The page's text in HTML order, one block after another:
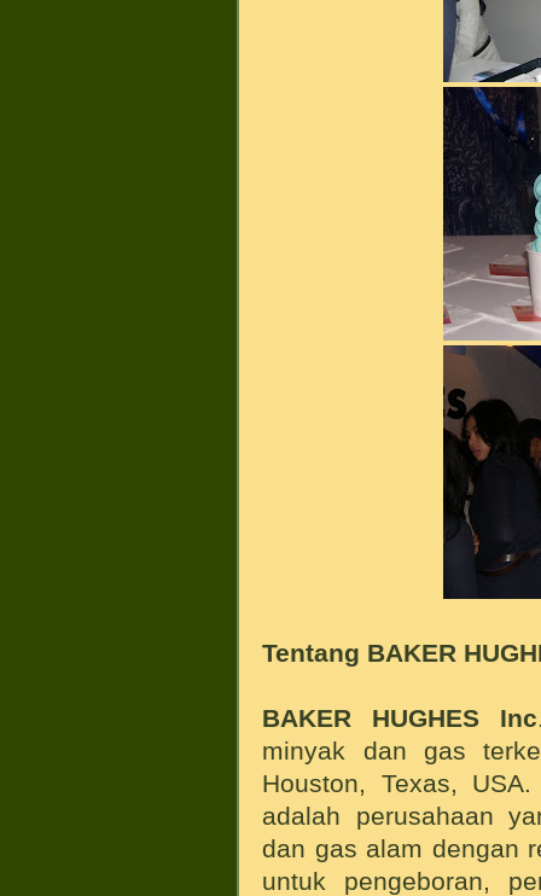
Tentang BAKER
BAKER HUGHES Inc
minyak dan gas
Houston, Texas,
adalah perusahaan
dan gas alam dengan
untuk pengeboran,